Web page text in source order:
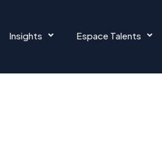
Insights Espace Talents